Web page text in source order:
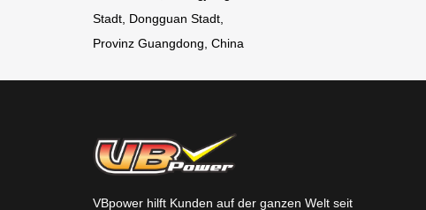
Stadt, Dongguan Stadt,
Provinz Guangdong, China
VBpower hilft Kunden auf der ganzen Welt seit